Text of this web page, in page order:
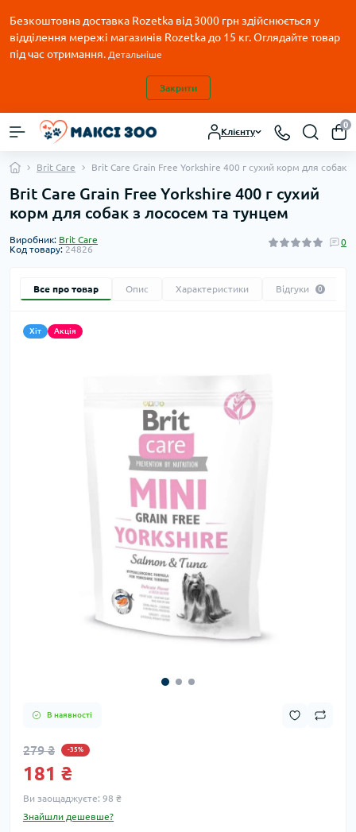
Безкоштовна доставка Rozetka від 3000 грн здійснюється у
відділення мережі магазинів Rozetka до 15 кг. Оглядайте товар
під час отримання. Детальніше
Закрити
Клієнту
0
Brit Care Brit Care Grain Free Yorkshire 400 г сухий корм для собак
Brit Care Grain Free Yorkshire 400 г сухий
корм для собак з лососем та тунцем
Виробник: Brit Care
Код товару: 24826
0
Все про товар Опис Характеристики Відгуки 0
Хіт Акція
В наявності
279 ₴ -35%
181 ₴
Ви заощаджуєте: 98 ₴
Знайшли дешевше?